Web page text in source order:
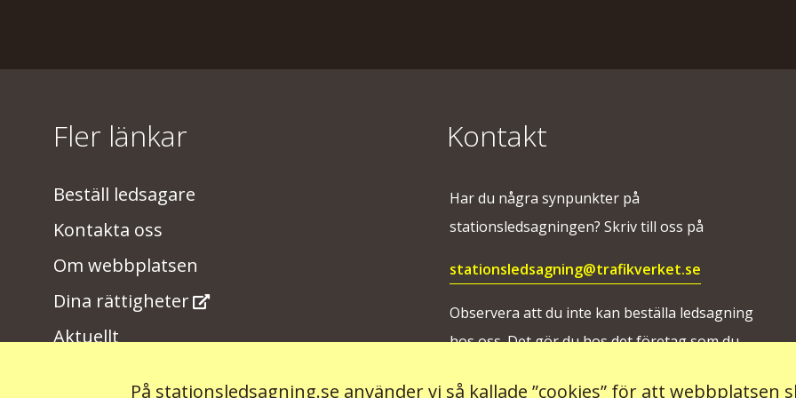
På stationsledsagning.se använder vi så kallade ”cookies” för att webbplatsen
Fler länkar
Beställ ledsagare
Kontakta oss
Om webbplatsen
Dina rättigheter
Aktuellt
Kontakt
Har du några synpunkter på
stationsledsagningen? Skriv till oss på
stationsledsagning@trafikverket.se
Observera att du inte kan beställa ledsagning
hos oss. Det gör du hos det företag som du